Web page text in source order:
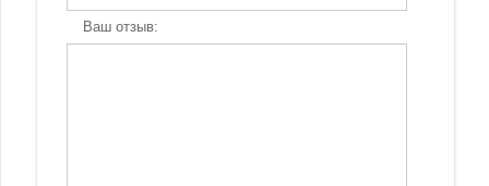
Ваш отзыв: